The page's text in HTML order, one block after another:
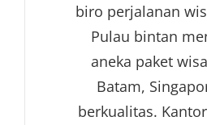
biro perjalanan
Pulau bintan
aneka paket
Batam,
berkualitas.